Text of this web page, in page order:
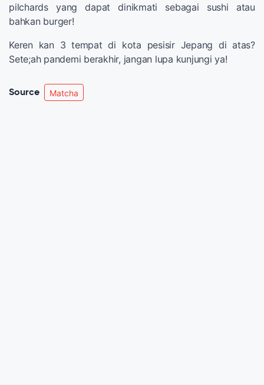
pilchards yang dapat dinikmati sebagai sushi atau
bahkan burger!
Keren kan 3 tempat di kota pesisir Jepang di atas?
Sete;ah pandemi berakhir, jangan lupa kunjungi ya!
Source Matcha